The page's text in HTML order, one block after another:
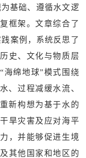
基础、遵循水文逻
框架。文章综合了
案例，系统反思了
史、文化与物质层
海绵地球”模式围绕
、过程减缓水流、
新构想为基于水的
旱灾害及应对海平
，并能够促进生境
其他国家和地区的